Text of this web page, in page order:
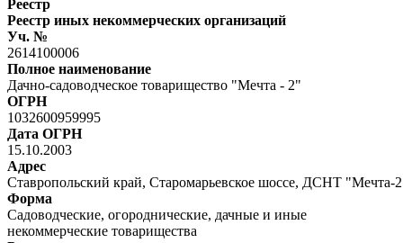
Реестр
Реестр иных некоммерческих организаций
Уч. №
2614100006
Полное наименование
Дачно-садоводческое товарищество "Мечта - 2"
ОГРН
1032600959995
Дата ОГРН
15.10.2003
Адрес
Ставропольский край, Старомарьевское шоссе, ДСНТ "Мечта-
Форма
Садоводческие, огороднические, дачные и иные
некоммерческие товарищества